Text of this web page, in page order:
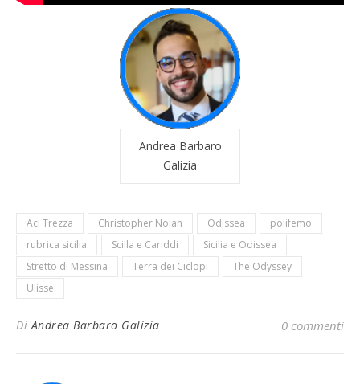
Andrea Barbaro
Galizia
Aci Trezza Christopher Nolan Odissea
polifemo
rubrica sicilia
Scilla e Cariddi
Sicilia e Odissea
Stretto di Messina
Terra dei Ciclopi
The Odyssey
Ulisse
DiAndrea Barbaro Galizia 0 commenti